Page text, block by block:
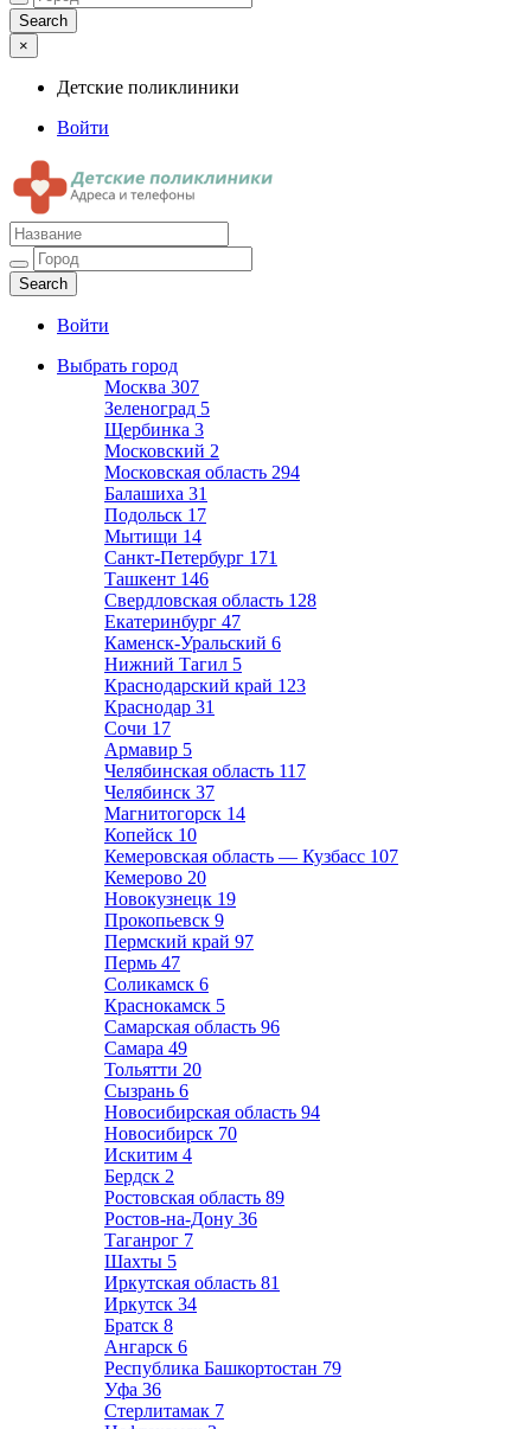
×
Детские поликлиники
Войти
Детские поликлиники
Адреса и телефоны поликлиник
Войти
Выбрать город
Москва 307
Зеленоград 5
Щербинка 3
Московский 2
Московская область 294
Балашиха 31
Подольск 17
Мытищи 14
Санкт-Петербург 171
Ташкент 146
Свердловская область 128
Екатеринбург 47
Каменск-Уральский 6
Нижний Тагил 5
Краснодарский край 123
Краснодар 31
Сочи 17
Армавир 5
Челябинская область 117
Челябинск 37
Магнитогорск 14
Копейск 10
Кемеровская область — Кузбасс 107
Кемерово 20
Новокузнецк 19
Прокопьевск 9
Пермский край 97
Пермь 47
Соликамск 6
Краснокамск 5
Самарская область 96
Самара 49
Тольятти 20
Сызрань 6
Новосибирская область 94
Новосибирск 70
Искитим 4
Бердск 2
Ростовская область 89
Ростов-на-Дону 36
Таганрог 7
Шахты 5
Иркутская область 81
Иркутск 34
Братск 8
Ангарск 6
Республика Башкортостан 79
Уфа 36
Стерлитамак 7